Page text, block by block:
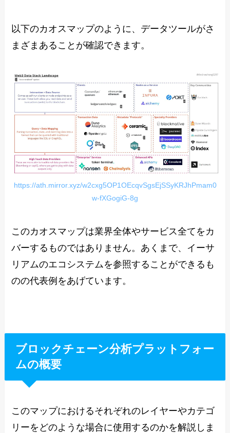
以下のカオスマップのように、データツールがさ
まざまあることが確認できます。
https://ath.mirror.xyz/w2cxg5OP1OEcqvSgsEjSSyKRJhPmam0
w-fXGogiG-8g
このカオスマップは業界全体やサービス全てをカ
バーするものではありません。あくまで、イーサ
リアムのエコシステムを参照することができるも
のの代表例をあげています。
ブロックチェーン分析プラットフォー
ムの概要
このマップにおけるそれぞれのレイヤーやカテゴ
リーをどのような場合に使用するのかを解説しま